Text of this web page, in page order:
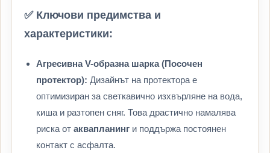
✅ Ключови предимства и
характеристики:
Агресивна V-образна шарка (Посочен
протектор): Дизайнът на протектора е
оптимизиран за светкавично изхвърляне на вода,
киша и разтопен сняг. Това драстично намалява
риска от аквапланинг и поддържа постоянен
контакт с асфалта.